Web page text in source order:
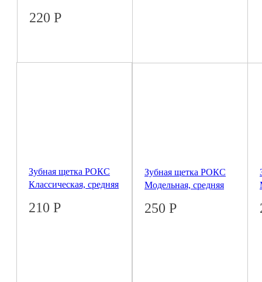
220 Р
Зубная щетка РОКС
Классическая, средняя
210 Р
Зубная щетка РОКС
Модельная, средняя
250 Р